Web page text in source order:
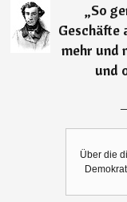
„So
Geschäfte
mehr und
und
Über die